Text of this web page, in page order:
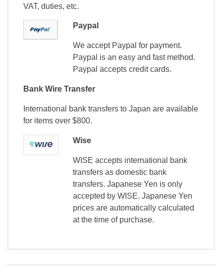
VAT, duties, etc.
Paypal
We accept Paypal for payment.
Paypal is an easy and fast method.
Paypal accepts credit cards.
Bank Wire Transfer
International bank transfers to Japan are available
for items over $800.
Wise
WISE accepts international bank
transfers as domestic bank
transfers. Japanese Yen is only
accepted by WISE. Japanese Yen
prices are automatically calculated
at the time of purchase.